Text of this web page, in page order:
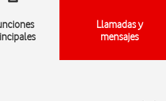
Llamadas y
mensajes